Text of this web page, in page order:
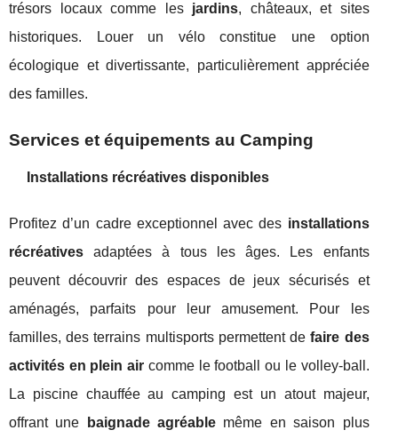
trésors locaux comme les jardins, châteaux, et sites
historiques. Louer un vélo constitue une option
écologique et divertissante, particulièrement appréciée
des familles.
Services et équipements au Camping
Installations récréatives disponibles
Profitez d’un cadre exceptionnel avec des installations
récréatives adaptées à tous les âges. Les enfants
peuvent découvrir des espaces de jeux sécurisés et
aménagés, parfaits pour leur amusement. Pour les
familles, des terrains multisports permettent defaire des
activités en plein air comme le football ou le volley-ball.
La piscine chauffée au camping est un atout majeur,
offrant une
baignade agréable même en saison plus